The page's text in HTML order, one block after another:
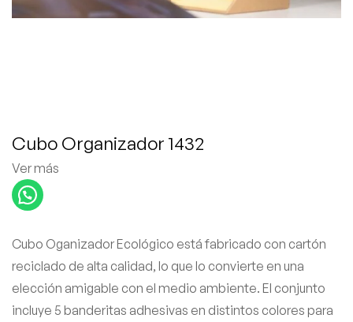
Cubo Organizador 1432
Ver más
Cubo Oganizador Ecológico está fabricado con cartón
reciclado de alta calidad, lo que lo convierte en una
elección amigable con el medio ambiente. El conjunto
incluye 5 banderitas adhesivas en distintos colores para